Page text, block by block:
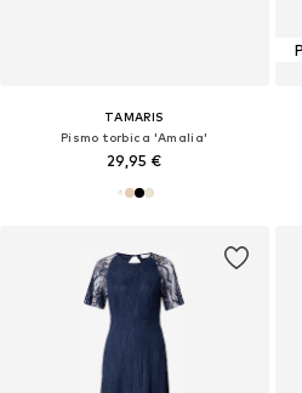
TAMARIS
Pismo torbica 'Amalia'
29,95 €